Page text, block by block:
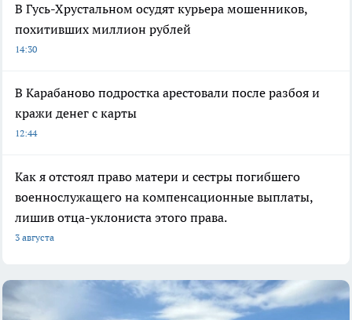
В Гусь-Хрустальном осудят курьера мошенников,
похитивших миллион рублей
14:30
В Карабаново подростка арестовали после разбоя и
кражи денег с карты
12:44
Как я отстоял право матери и сестры погибшего
военнослужащего на компенсационные выплаты,
лишив отца-уклониста этого права.
3 августа